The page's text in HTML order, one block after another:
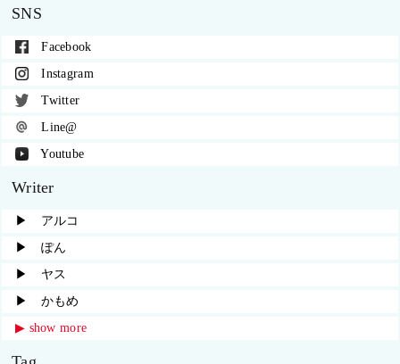
SNS
Facebook
Instagram
Twitter
Line@
Youtube
Writer
▶︎ アルコ
▶︎ ぽん
▶︎ ヤス
▶︎ かもめ
▶︎ show more